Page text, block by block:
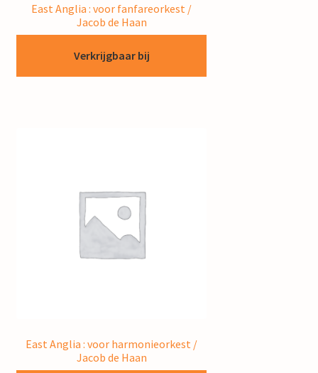
East Anglia : voor fanfareorkest /
Jacob de Haan
Verkrijgbaar bij
East Anglia : voor harmonieorkest /
Jacob de Haan